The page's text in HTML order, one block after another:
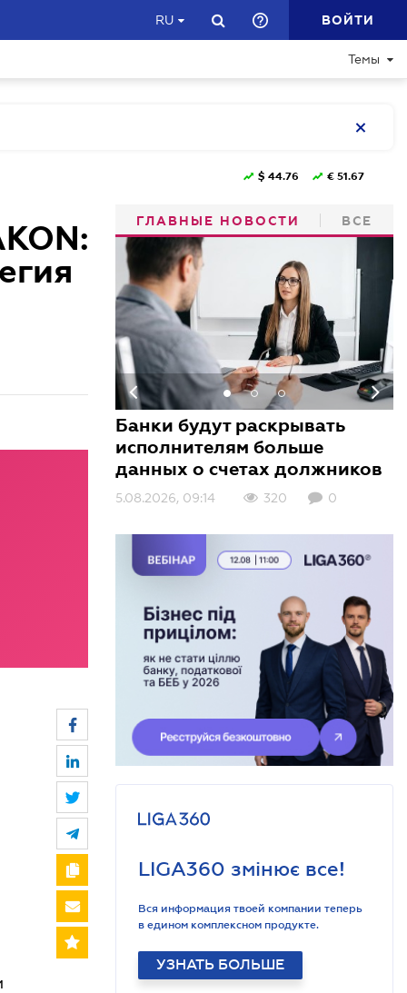
RU ВОЙТИ
Темы
$ 44.76 € 51.67
ГЛАВНЫЕ НОВОСТИ ВСЕ
Банки будут раскрывать
исполнителям больше
данных о счетах должников
5.08.2026, 09:14 320 0
3.08.2026, 10:01 386 0
3.08.2026, 09:00 147 0
LIGA360 змінює все!
Вся информация твоей компании теперь
в едином комплексном продукте.
УЗНАТЬ БОЛЬШЕ